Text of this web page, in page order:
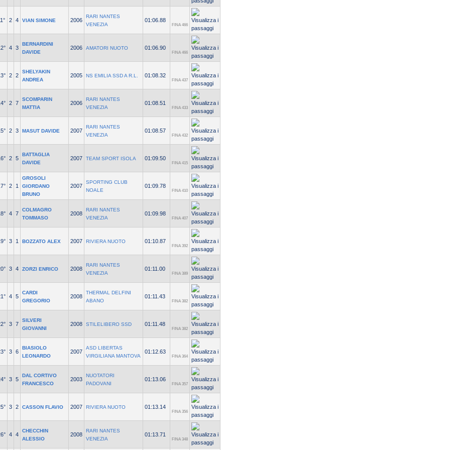
2 4 VIAN SIMONE 2006
RARI NANTES
VENEZIA
01:06.88
FINA 466
4 3
BERNARDINI
DAVIDE
2006 AMATORI NUOTO 01:06.90
FINA 466
2 2
SHELYAKIN
ANDREA
2005 NS EMILIA SSD A R.L. 01:08.32
FINA 437
2 7
SCOMPARIN
MATTIA
2006
RARI NANTES
VENEZIA
01:08.51
FINA 433
2 3 MASUT DAVIDE 2007
RARI NANTES
VENEZIA
01:08.57
FINA 432
2 5
BATTAGLIA
DAVIDE
2007 TEAM SPORT ISOLA 01:09.50
FINA 415
2 1
GROSOLI
GIORDANO
BRUNO
2007
SPORTING CLUB
NOALE
01:09.78
FINA 410
4 7
COLMAGRO
TOMMASO
2008
RARI NANTES
VENEZIA
01:09.98
FINA 407
3 1 BOZZATO ALEX 2007 RIVIERA NUOTO 01:10.87
FINA 392
3 4 ZORZI ENRICO 2008
RARI NANTES
VENEZIA
01:11.00
FINA 389
4 5
CARDI
GREGORIO
2008
THERMAL DELFINI
ABANO
01:11.43
FINA 382
3 7
SILVERI
GIOVANNI
2008 STILELIBERO SSD 01:11.48
FINA 382
3 6
BIASIOLO
LEONARDO
2007
ASD LIBERTAS
VIRGILIANA MANTOVA
01:12.63
FINA 364
3 5
DAL CORTIVO
FRANCESCO
2003
NUOTATORI
PADOVANI
01:13.06
FINA 357
3 2 CASSON FLAVIO 2007 RIVIERA NUOTO 01:13.14
FINA 356
4 4
CHECCHIN
ALESSIO
2008
RARI NANTES
VENEZIA
01:13.71
FINA 348